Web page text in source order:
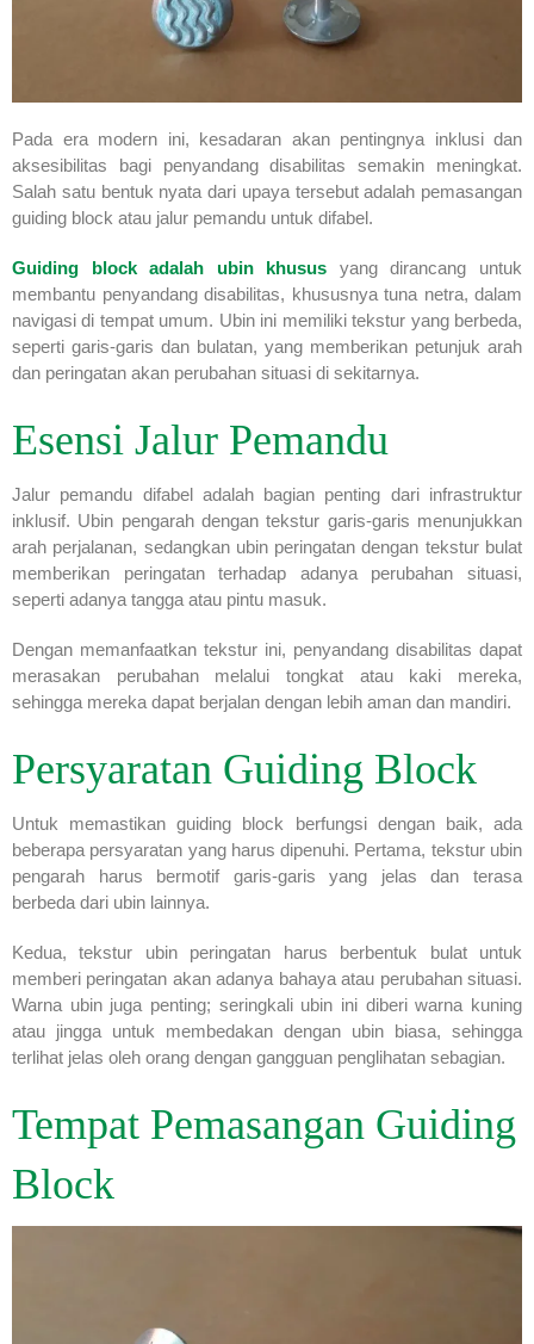
Pada era modern ini, kesadaran akan pentingnya inklusi dan
aksesibilitas bagi penyandang disabilitas semakin meningkat.
Salah satu bentuk nyata dari upaya tersebut adalah pemasangan
guiding block atau jalur pemandu untuk difabel.
Guiding block adalah ubin khusus yang dirancang untuk
membantu penyandang disabilitas, khususnya tuna netra, dalam
navigasi di tempat umum. Ubin ini memiliki tekstur yang berbeda,
seperti garis-garis dan bulatan, yang memberikan petunjuk arah
dan peringatan akan perubahan situasi di sekitarnya.
Esensi Jalur Pemandu
Jalur pemandu difabel adalah bagian penting dari infrastruktur
inklusif. Ubin pengarah dengan tekstur garis-garis menunjukkan
arah perjalanan, sedangkan ubin peringatan dengan tekstur bulat
memberikan peringatan terhadap adanya perubahan situasi,
seperti adanya tangga atau pintu masuk.
Dengan memanfaatkan tekstur ini, penyandang disabilitas dapat
merasakan perubahan melalui tongkat atau kaki mereka,
sehingga mereka dapat berjalan dengan lebih aman dan mandiri.
Persyaratan Guiding Block
Untuk memastikan guiding block berfungsi dengan baik, ada
beberapa persyaratan yang harus dipenuhi. Pertama, tekstur ubin
pengarah harus bermotif garis-garis yang jelas dan terasa
berbeda dari ubin lainnya.
Kedua, tekstur ubin peringatan harus berbentuk bulat untuk
memberi peringatan akan adanya bahaya atau perubahan situasi.
Warna ubin juga penting; seringkali ubin ini diberi warna kuning
atau jingga untuk membedakan dengan ubin biasa, sehingga
terlihat jelas oleh orang dengan gangguan penglihatan sebagian.
Tempat Pemasangan Guiding
Block